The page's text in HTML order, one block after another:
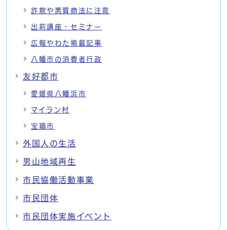
詐欺や悪質商法に注意
出前講座・セミナー
広報やわた掲載記事
八幡市の消費者行政
友好都市
愛媛県八幡浜市
マイラン村
宝鶏市
外国人の生活
男山地域再生
市民協働活動事業
市民団体
市民団体実施イベント